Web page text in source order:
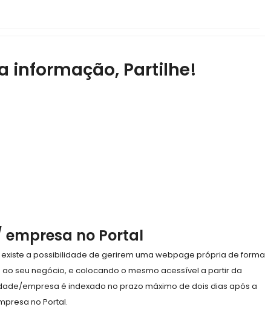
informação, Partilhe!
no Portal
a possibilidade de gerirem uma webpage própria de forma
seu negócio, e colocando o mesmo acessível a partir da
empresa é indexado no prazo máximo de dois dias após a
no Portal.